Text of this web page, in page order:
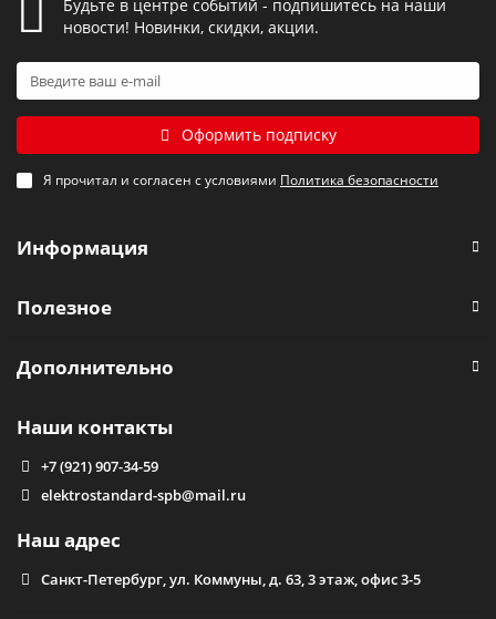
Будьте в центре событий - подпишитесь на наши
новости! Новинки, скидки, акции.
Оформить подписку
Я прочитал и согласен с условиями Политика безопасности
Информация
Полезное
Дополнительно
Наши контакты
+7 (921) 907-34-59
elektrostandard-spb@mail.ru
Наш адрес
Санкт-Петербург, ул. Коммуны, д. 63, 3 этаж, офис 3-5